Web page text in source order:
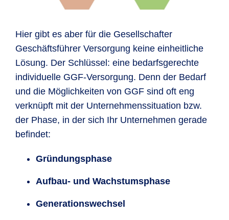
Hier gibt es aber für die Gesellschafter
Geschäftsführer Versorgung keine einheitliche
Lösung. Der Schlüssel: eine bedarfsgerechte
individuelle GGF-Versorgung. Denn der Bedarf
und die Möglichkeiten von GGF sind oft eng
verknüpft mit der Unternehmenssituation bzw.
der Phase, in der sich Ihr Unternehmen gerade
befindet:
Gründungsphase
Aufbau- und Wachstumsphase
Generationswechsel